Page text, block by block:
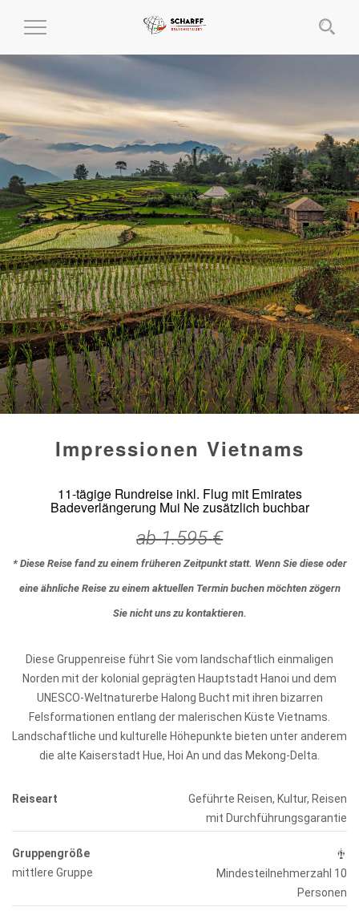
MENÜ
AUSKLAPPEN
Impressionen Vietnams
11-tägige Rundreise inkl. Flug mit Emirates
Badeverlängerung Mui Ne zusätzlich buchbar
ab1.595 €
* Diese Reise fand zu einem früheren Zeitpunkt statt. Wenn Sie diese oder
eine ähnliche Reise zu einem aktuellen Termin buchen möchten zögern
Sie nicht uns zu kontaktieren.
Diese Gruppenreise führt Sie vom landschaftlich einmaligen
Norden mit der kolonial geprägten Hauptstadt Hanoi und dem
UNESCO-Weltnaturerbe Halong Bucht mit ihren bizarren
Felsformationen entlang der malerischen Küste Vietnams.
Landschaftliche und kulturelle Höhepunkte bieten unter anderem
die alte Kaiserstadt Hue, Hoi An und das Mekong-Delta.
Reiseart
Geführte Reisen, Kultur, Reisen
mit Durchführungsgarantie
Gruppengröße
mittlere Gruppe
Mindesteilnehmerzahl 10
Personen